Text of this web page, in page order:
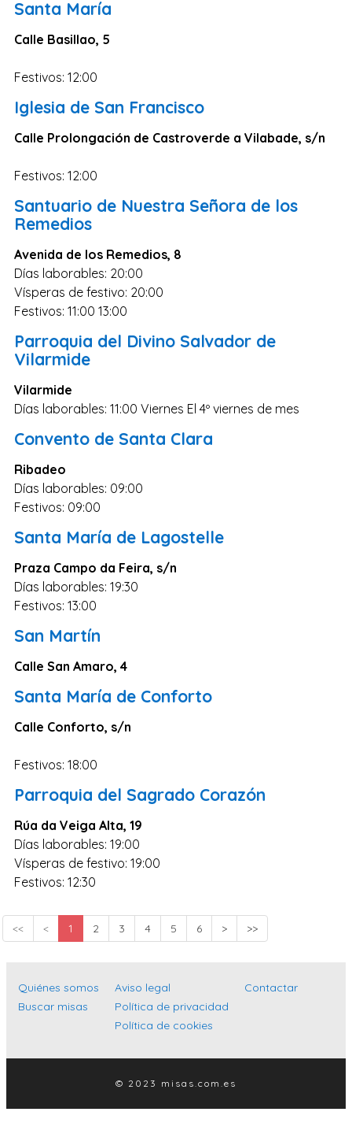
Santa María
Calle Basillao, 5
Festivos: 12:00
Iglesia de San Francisco
Calle Prolongación de Castroverde a Vilabade, s/n
Festivos: 12:00
Santuario de Nuestra Señora de los
Remedios
Avenida de los Remedios, 8
Días laborables: 20:00
Vísperas de festivo: 20:00
Festivos: 11:00 13:00
Parroquia del Divino Salvador de
Vilarmide
Vilarmide
Días laborables: 11:00 Viernes El 4º viernes de mes
Convento de Santa Clara
Ribadeo
Días laborables: 09:00
Festivos: 09:00
Santa María de Lagostelle
Praza Campo da Feira, s/n
Días laborables: 19:30
Festivos: 13:00
San Martín
Calle San Amaro, 4
Santa María de Conforto
Calle Conforto, s/n
Festivos: 18:00
Parroquia del Sagrado Corazón
Rúa da Veiga Alta, 19
Días laborables: 19:00
Vísperas de festivo: 19:00
Festivos: 12:30
<< < 1 2 3 4 5 6 > >>
Quiénes somos
Buscar misas
Aviso legal
Política de privacidad
Política de cookies
Contactar
© 2023 misas.com.es